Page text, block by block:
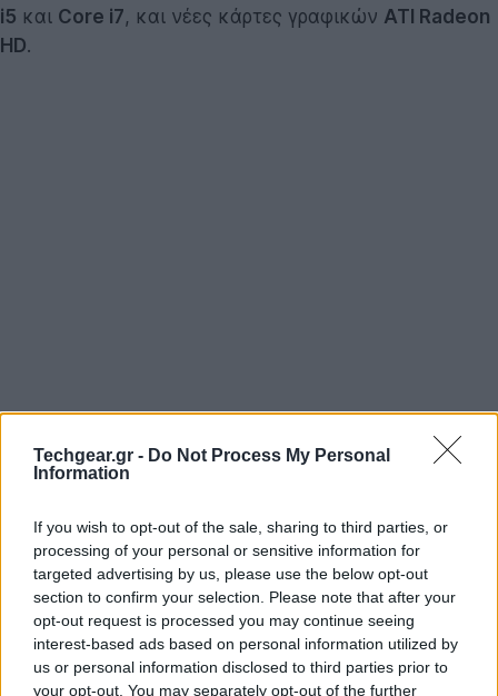
Techgear.gr - Do Not Process My Personal
Information
If you wish to opt-out of the sale, sharing to third parties, or
processing of your personal or sensitive information for
targeted advertising by us, please use the below opt-out
section to confirm your selection. Please note that after your
opt-out request is processed you may continue seeing
interest-based ads based on personal information utilized by
us or personal information disclosed to third parties prior to
your opt-out. You may separately opt-out of the further
i5 και Core i7, και νέες κάρτες γραφικών ATI Radeon
HD.